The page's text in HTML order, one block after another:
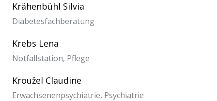
Krähenbühl Silvia
Diabetesfachberatung
Krebs Lena
Notfallstation, Pflege
Kroužel Claudine
Erwachsenenpsychiatrie, Psychiatrie